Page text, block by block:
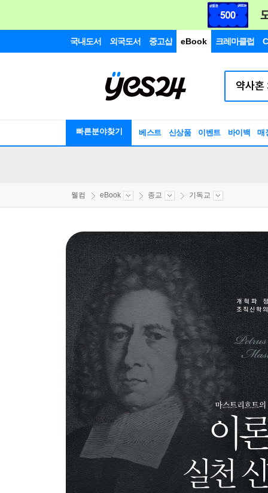
국내도서 외국도서 중고샵 eBook 크레마클럽
빠른분야찾기 베스트 신상품 이벤트 바이백 매
웰컴 eBook 종교 기독교